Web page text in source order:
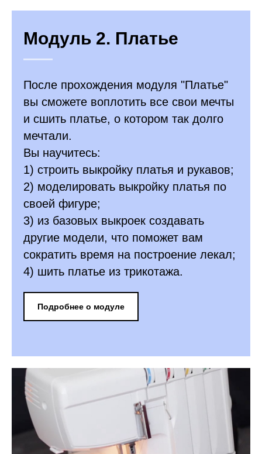
Модуль 2. Платье
После прохождения модуля "Платье"
вы сможете воплотить все свои мечты
и сшить платье, о котором так долго
мечтали.
Вы научитесь:
1) строить выкройку платья и рукавов;
2) моделировать выкройку платья по
своей фигуре;
3) из базовых выкроек создавать
другие модели, что поможет вам
сократить время на построение лекал;
4) шить платье из трикотажа.
Подробнее о модуле